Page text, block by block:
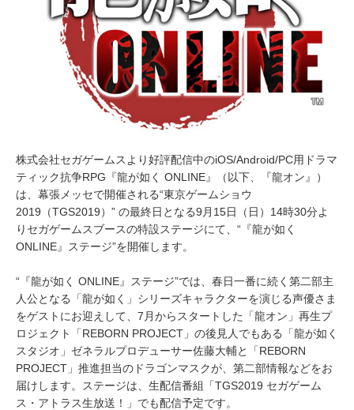
株式会社セガゲームスより好評配信中のiOS/Android/PC用ドラマ
ティック抗争RPG『龍が如く ONLINE』（以下、『龍オン』）
は、幕張メッセで開催される“東京ゲームショウ
2019（TGS2019）” の最終日となる9月15日（日）14時30分よ
りセガゲームスブースの特設ステージにて、“『龍が如く
ONLINE』ステージ”を開催します。
“『龍が如く ONLINE』ステージ”では、春日一番に続く第二部主
人公となる「龍が如く」シリーズキャラクターを演じる声優さま
をゲストにお迎えして、7月からスタートした「龍オン」再生プ
ロジェクト「REBORN PROJECT」の後見人でもある「龍が如く
スタジオ」ゼネラルプロデューサー佐藤大輔と「REBORN
PROJECT」推進担当のドラゴンマスクが、第二部情報などをお
届けします。ステージは、生配信番組「TGS2019 セガゲーム
ス・アトラス生放送！」でも配信予定です。